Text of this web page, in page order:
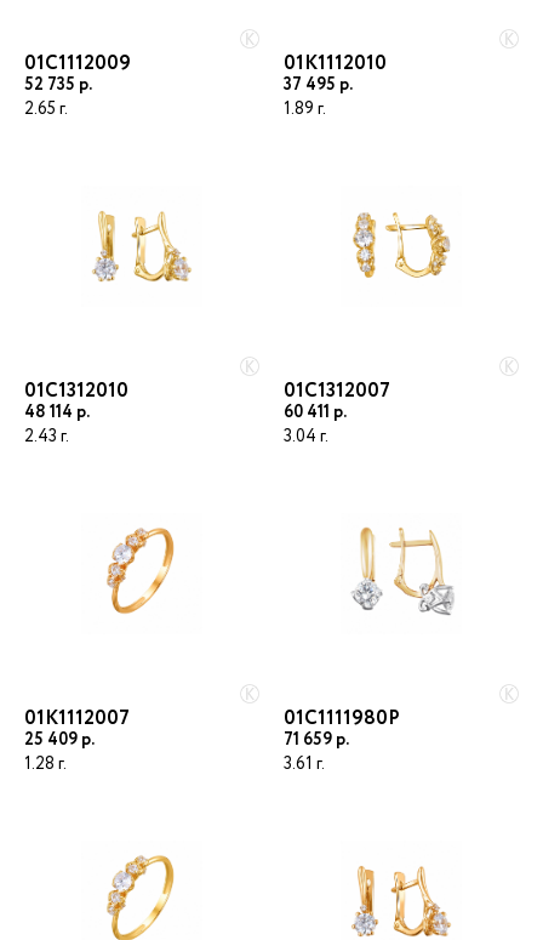
Электронная почта
01С1112009
52 735
2.65
01К1112010
37 495
1.89
01С1312010
48 114
2.43
01С1312007
60 411
3.04
01К1112007
25 409
1.28
01С1111980Р
71 659
3.61